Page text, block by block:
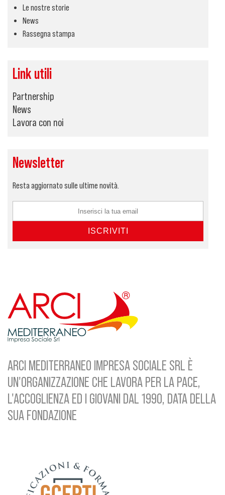
Le nostre storie
News
Rassegna stampa
Link utili
Partnership
News
Lavora con noi
Newsletter
Resta aggiornato sulle ultime novità.
ARCI MEDITERRANEO IMPRESA SOCIALE SRL È
UN'ORGANIZZAZIONE CHE LAVORA PER LA PACE,
L'ACCOGLIENZA ED I GIOVANI DAL 1990, DATA DELLA
SUA FONDAZIONE